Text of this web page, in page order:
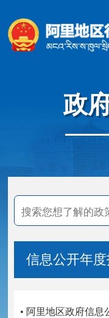
政
信息公开年